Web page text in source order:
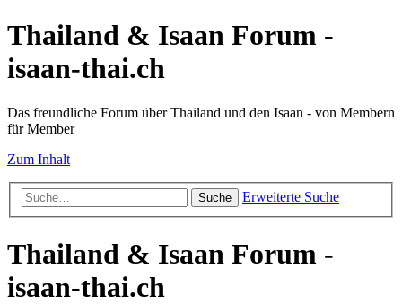
Thailand & Isaan Forum -
isaan-thai.ch
Das freundliche Forum über Thailand und den Isaan - von Membern
für Member
Zum Inhalt
Suche Erweiterte Suche
Thailand & Isaan Forum -
isaan-thai.ch